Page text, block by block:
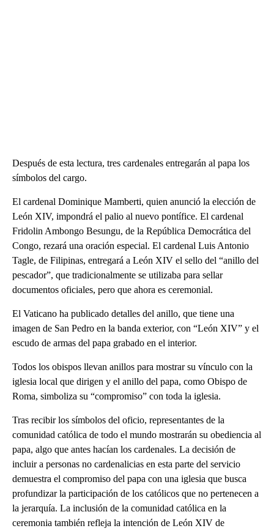
Después de esta lectura, tres cardenales entregarán al papa los
símbolos del cargo.
El cardenal Dominique Mamberti, quien anunció la elección de
León XIV, impondrá el palio al nuevo pontífice. El cardenal
Fridolin Ambongo Besungu, de la República Democrática del
Congo, rezará una oración especial. El cardenal Luis Antonio
Tagle, de Filipinas, entregará a León XIV el sello del “anillo del
pescador”, que tradicionalmente se utilizaba para sellar
documentos oficiales, pero que ahora es ceremonial.
El Vaticano ha publicado detalles del anillo, que tiene una
imagen de San Pedro en la banda exterior, con “León XIV” y el
escudo de armas del papa grabado en el interior.
Todos los obispos llevan anillos para mostrar su vínculo con la
iglesia local que dirigen y el anillo del papa, como Obispo de
Roma, simboliza su “compromiso” con toda la iglesia.
Tras recibir los símbolos del oficio, representantes de la
comunidad católica de todo el mundo mostrarán su obediencia al
papa, algo que antes hacían los cardenales. La decisión de
incluir a personas no cardenalicias en esta parte del servicio
demuestra el compromiso del papa con una iglesia que busca
profundizar la participación de los católicos que no pertenecen a
la jerarquía. La inclusión de la comunidad católica en la
ceremonia también refleja la intención de León XIV de